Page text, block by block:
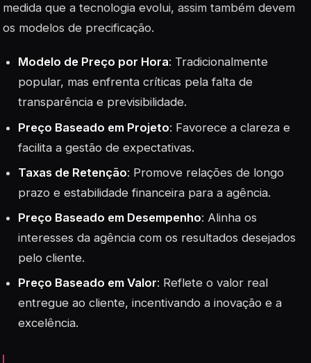
medida que a tecnologia evolui, assim também devem
os modelos de precificação.
Modelo de Preço por Hora: Tradicionalmente
popular, mas enfrenta críticas pela falta de
transparência e previsibilidade.
Preço Baseado em Projeto: Favorece a clareza e
facilita a gestão de expectativas.
Taxas de Retenção: Promove relações de longo
prazo e estabilidade financeira para a agência.
Preço Baseado em Desempenho: Alinha os
interesses da agência com os resultados desejados
pelo cliente.
Preço Baseado em Valor: Reflete o valor real
entregue ao cliente, incentivando a inovação e a
excelência.